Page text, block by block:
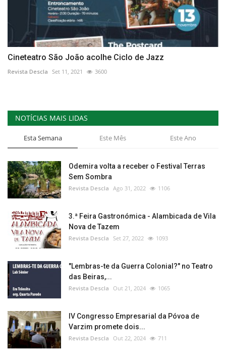
Cineteatro São João acolhe Ciclo de Jazz
Revista Descla Set 11, 2021 3600
NOTÍCIAS MAIS LIDAS
Esta Semana Este Mês Este Ano
Odemira volta a receber o Festival Terras
Sem Sombra
Revista Descla Ago 31, 2022 1106
3.ª Feira Gastronómica - Alambicada de Vila
Nova de Tazem
Revista Descla Set 27, 2022 1093
"Lembras-te da Guerra Colonial?" no Teatro
das Beiras,...
Revista Descla Out 21, 2024 1065
IV Congresso Empresarial da Póvoa de
Varzim promete dois...
Revista Descla Out 22, 2024 711